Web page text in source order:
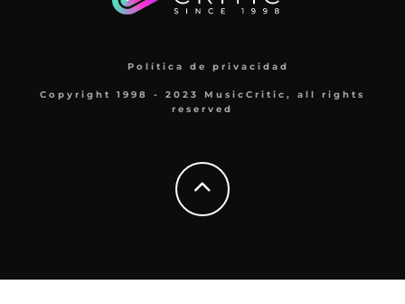
Política de privacidad
Copyright 1998 - 2023 MusicCritic, all rights
reserved